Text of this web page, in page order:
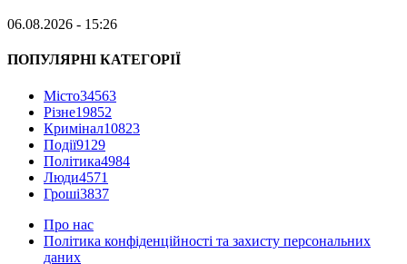
06.08.2026 - 15:26
ПОПУЛЯРНІ КАТЕГОРІЇ
Місто34563
Різне19852
Кримінал10823
Події9129
Політика4984
Люди4571
Гроші3837
Про нас
Політика конфіденційності та захисту персональних
даних